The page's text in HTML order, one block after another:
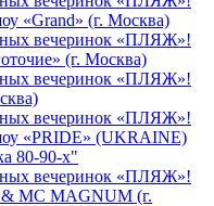
«Grand» (г. Москва)
вечеринок «ПЛЯЖ»!
(г. Москва)
вечеринок «ПЛЯЖ»!
вечеринок «ПЛЯЖ»!
«PRIDE» (UKRAINE)
80-90-х"
вечеринок «ПЛЯЖ»!
MC MAGNUM (г.